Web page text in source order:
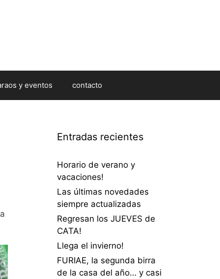
y eventos contacto
Entradas recientes
Horario de verano y
vacaciones!
Las últimas novedades
siempre actualizadas
Regresan los JUEVES de
CATA!
Llega el invierno!
FURIAE, la segunda birra
de la casa del año… y casi